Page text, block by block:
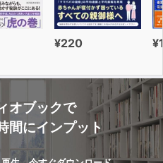
¥220
オブックで
間にインプット